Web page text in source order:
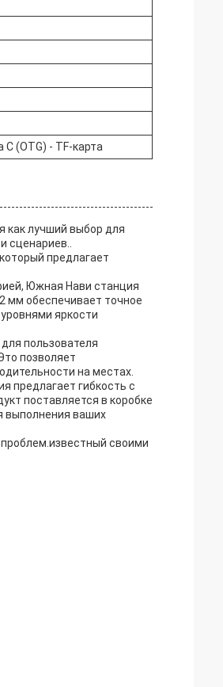
(OTG) - TF-карта
как лучший выбор для
сценариев..
предлагает
Южная Нави станция
мм обеспечивает точное
яркости
пользователя
позволяет
на местах.
предлагает гибкость с
поставляется в коробке
выполнения ваших
своими